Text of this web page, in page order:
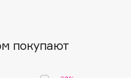
покупают